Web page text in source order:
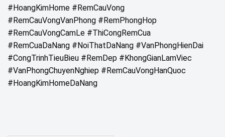
#HoangKimHome #RemCauVong
#RemCauVongVanPhong #RemPhongHop
#RemCauVongCamLe #ThiCongRemCua
#RemCuaDaNang #NoiThatDaNang #VanPhongHienDai
#CongTrinhTieuBieu #RemDep #KhongGianLamViec
#VanPhongChuyenNghiep #RemCauVongHanQuoc
#HoangKimHomeDaNang